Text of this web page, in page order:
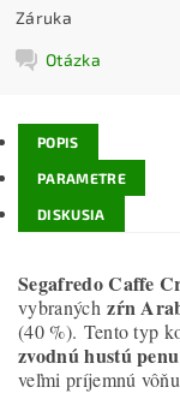
Záruka
Otázka
POPIS
PARAMETRE
DISKUSIA
Segafredo Caffe
vybranýchzŕn
(40 %). Tento typ
zvodnú hustú penu
veľmi príjemnú